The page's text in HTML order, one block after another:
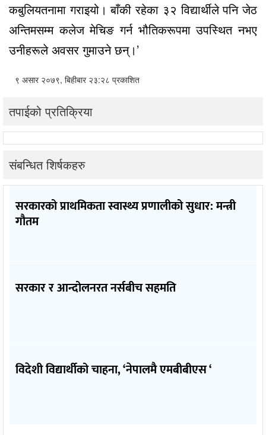
कबुलियतनामा गराइयो। बाँकी रहेका ३२ विद्यार्थीले पनि जेठ
अन्तिमसम्म कलेज मेचिङ गर्न भौतिकरूपमा उपस्थित नभए
उनीहरूले अवसर गुमाउने छन्।’
९ असार २०७९, बिहीबार २३:२८ प्रकाशित
तपाईको प्रतिक्रिया
संबन्धित शिर्षकहरु
सरकारको प्राथमिकता स्वास्थ्य प्रणालीको सुधार: मन्त्री
गौतम
सरकार र आन्दोलनरत नर्सबीच सहमति
विदेशी विद्यार्थीको चाहना, ‘नेपालमै एमबीबीएस ‘